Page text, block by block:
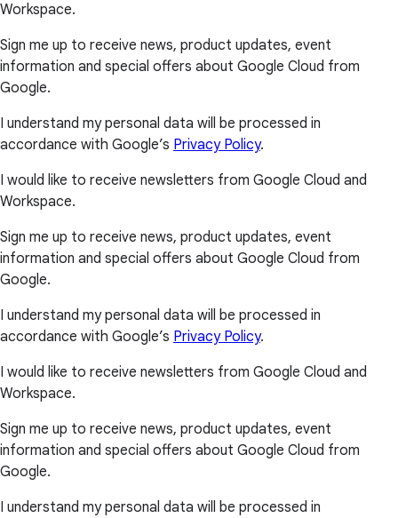
Workspace.
Sign me up to receive news, product updates, event
information and special offers about Google Cloud from
Google.
I understand my personal data will be processed in
accordance with Google’s Privacy Policy.
I would like to receive newsletters from Google Cloud and
Workspace.
Sign me up to receive news, product updates, event
information and special offers about Google Cloud from
Google.
I understand my personal data will be processed in
accordance with Google’s Privacy Policy.
I would like to receive newsletters from Google Cloud and
Workspace.
Sign me up to receive news, product updates, event
information and special offers about Google Cloud from
Google.
I understand my personal data will be processed in